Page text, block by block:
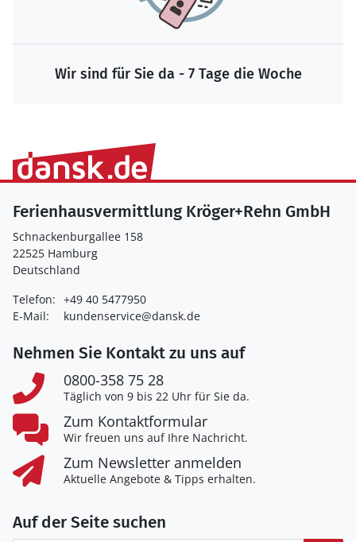
Wir sind für Sie da - 7 Tage die Woche
Ferienhausvermittlung Kröger+Rehn GmbH
Schnackenburgallee 158
22525 Hamburg
Deutschland
Telefon: +49 40 5477950
E-Mail:
kundenservice@dansk.de
Nehmen Sie Kontakt zu uns auf
0800-358 75 28
Täglich von 9 bis 22 Uhr für Sie da.
Zum Kontaktformular
Wir freuen uns auf Ihre Nachricht.
Zum Newsletter anmelden
Aktuelle Angebote & Tipps erhalten.
Auf der Seite suchen